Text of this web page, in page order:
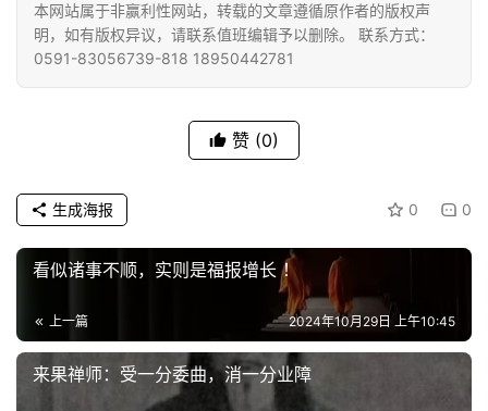
八
点
僧
音
访
谈
乐
菩
提
本网站属于非赢利性网站，转载的文章遵循原作者的版权声
明，如有版权异议，请联系值班编辑予以删除。 联系方式：
0591-83056739-818 18950442781
赞 (0)
0 0
生成海报
看似诸事不顺，实则是福报增长 ！
上一篇 2024年10月29日 上午10:45
来果禅师：受一分委曲，消一分业障